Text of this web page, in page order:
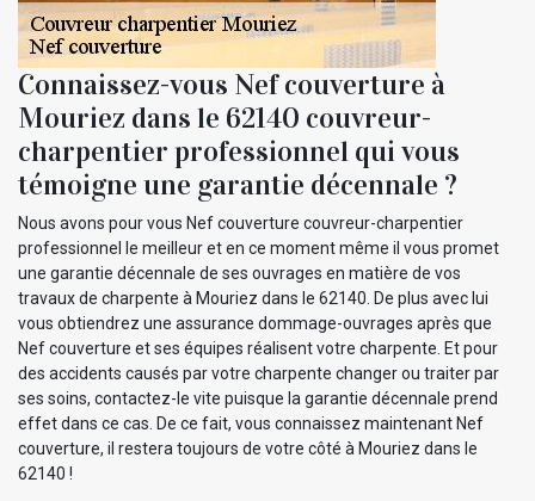
Connaissez-vous Nef couverture à
Mouriez dans le 62140 couvreur-
charpentier professionnel qui vous
témoigne une garantie décennale ?
Nous avons pour vous Nef couverture couvreur-charpentier
professionnel le meilleur et en ce moment même il vous promet
une garantie décennale de ses ouvrages en matière de vos
travaux de charpente à Mouriez dans le 62140. De plus avec lui
vous obtiendrez une assurance dommage-ouvrages après que
Nef couverture et ses équipes réalisent votre charpente. Et pour
des accidents causés par votre charpente changer ou traiter par
ses soins, contactez-le vite puisque la garantie décennale prend
effet dans ce cas. De ce fait, vous connaissez maintenant Nef
couverture, il restera toujours de votre côté à Mouriez dans le
62140 !